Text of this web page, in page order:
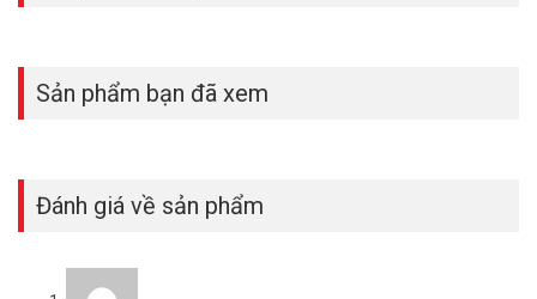
Sản phẩm bạn đã xem
Đánh giá về sản phẩm